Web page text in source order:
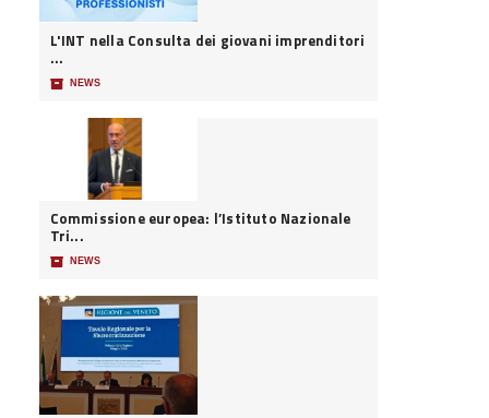
L'INT nella Consulta dei giovani imprenditori
...
📦 NEWS
Commissione europea: l’Istituto Nazionale
Tri...
📦 NEWS